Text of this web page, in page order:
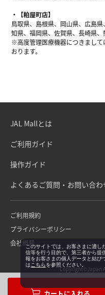
【粕屋町店】
鳥取県、島根県、岡山県、広島
知県、福岡県、佐賀県、長崎県
※高度管理医療機器につきまして
おります。
JAL Mallとは
ご利用ガイド
操作ガイド
よくあるご質問・お問い合わ
ご利用規約
プライバシーポリシー
会社概要
Copyright©Japan
このサイトでは、お客さまに適し
信等を行う目的で、第三者から提
報をお客さまの個人データと結び
は こちらを参照ください。